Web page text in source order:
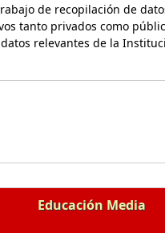
de recopilación de
tanto privados como
relevantes de la
Educación Media